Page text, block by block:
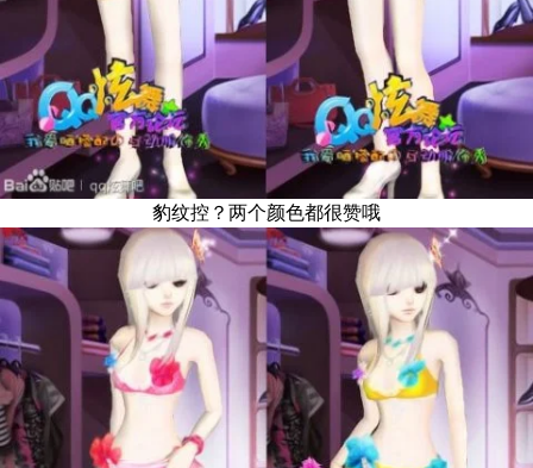
豹纹控？两个颜色都很赞哦